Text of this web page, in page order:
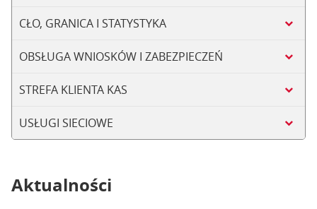
CŁO, GRANICA I STATYSTYKA
OBSŁUGA WNIOSKÓW I ZABEZPIECZEŃ
STREFA KLIENTA KAS
USŁUGI SIECIOWE
Aktualności